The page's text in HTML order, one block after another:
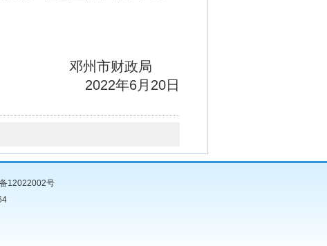
市财政局
2022年6月20日
12022002号